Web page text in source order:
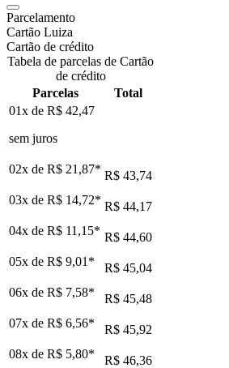
Parcelamento
Cartão Luiza
Cartão de crédito
Tabela de parcelas de Cartão
de crédito
Parcelas
Total
01x de R$ 42,47
sem juros
02x de R$ 21,87* R$ 43,74
03x de R$ 14,72* R$ 44,17
04x de R$ 11,15* R$ 44,60
05x de R$ 9,01 *
R$ 45,04
06x de R$ 7,58*
R$ 45,48
07x de R$ 6,56*
R$ 45,92
08x de R$ 5,80*
R$ 46,36